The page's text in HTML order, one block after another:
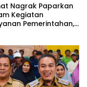
Nagrak Paparkan
Kegiatan
Pemerintahan,